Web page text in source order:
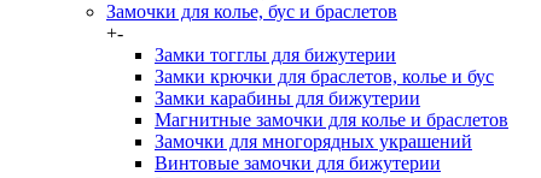
Замочки для колье, бус и браслетов
+-
Замки тогглы для бижутерии
Замки крючки для браслетов, колье и бус
Замки карабины для бижутерии
Магнитные замочки для колье и браслетов
Замочки для многорядных украшений
Винтовые замочки для бижутерии